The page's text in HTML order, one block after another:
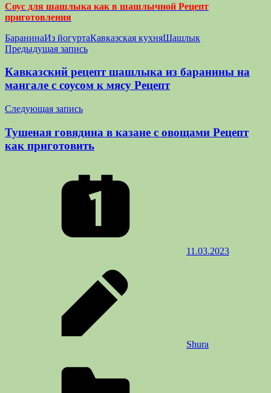
Соус для шашлыка как в шашлычной Рецепт
приготовления
БаранинаИз йогуртаКавказская кухняШашлык
Навигация
по
записям
Предыдущая запись
Кавказский рецепт шашлыка из баранины на
мангале с соусом к мясу Рецепт
Следующая запись
Тушеная говядина в казане с овощами Рецепт
как приготовить
11.03.2023
Shura